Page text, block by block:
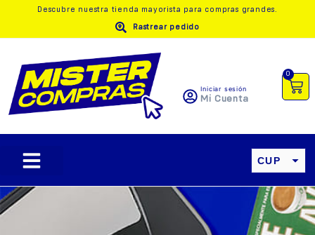
Descubre nuestra tienda mayorista para compras grandes.
Rastrear pedido
Iniciar sesión
Mi Cuenta
0
CUP
USD